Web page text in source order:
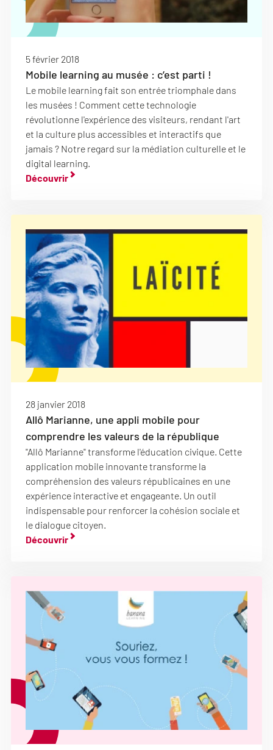
5 février 2018
Mobile learning au musée : c’est parti !
Le mobile learning fait son entrée triomphale dans
les musées ! Comment cette technologie
révolutionne l'expérience des visiteurs, rendant l'art
et la culture plus accessibles et interactifs que
jamais ? Notre regard sur la médiation culturelle et le
digital learning.
Découvrir
28 janvier 2018
Allô Marianne, une appli mobile pour
comprendre les valeurs de la république
"Allô Marianne" transforme l'éducation civique. Cette
application mobile innovante transforme la
compréhension des valeurs républicaines en une
expérience interactive et engageante. Un outil
indispensable pour renforcer la cohésion sociale et
le dialogue citoyen.
Découvrir